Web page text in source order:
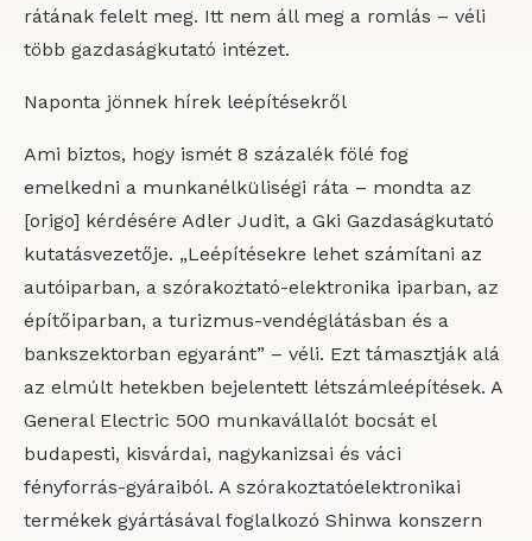
rátának felelt meg. Itt nem áll meg a romlás – véli
több gazdaságkutató intézet.
Naponta jönnek hírek leépítésekről
Ami biztos, hogy ismét 8 százalék fölé fog
emelkedni a munkanélküliségi ráta – mondta az
[origo] kérdésére Adler Judit, a Gki Gazdaságkutató
kutatásvezetője. „Leépítésekre lehet számítani az
autóiparban, a szórakoztató-elektronika iparban, az
építőiparban, a turizmus-vendéglátásban és a
bankszektorban egyaránt” – véli. Ezt támasztják alá
az elmúlt hetekben bejelentett létszámleépítések. A
General Electric 500 munkavállalót bocsát el
budapesti, kisvárdai, nagykanizsai és váci
fényforrás-gyáraiból. A szórakoztatóelektronikai
termékek gyártásával foglalkozó Shinwa konszern